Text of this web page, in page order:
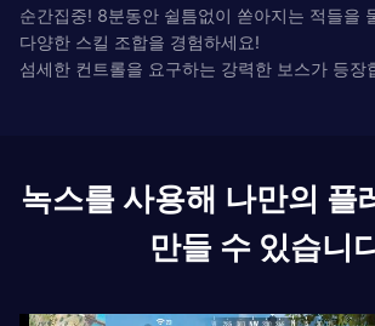
순간집중! 8분동안 쉴틈없이 쏟아지는 적들을
다양한 스킬 조합을 경험하세요!
섬세한 컨트롤을 요구하는 강력한 보스가 등장
녹스를 사용해 나만의 플
만들 수 있습니